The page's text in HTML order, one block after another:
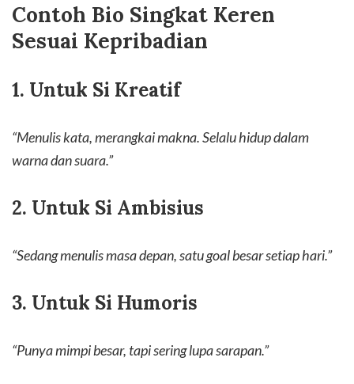
Contoh Bio Singkat Keren
Sesuai Kepribadian
1. Untuk Si Kreatif
“Menulis kata, merangkai makna. Selalu hidup dalam
warna dan suara.”
2. Untuk Si Ambisius
“Sedang menulis masa depan, satu goal besar setiap hari.”
3. Untuk Si Humoris
“Punya mimpi besar, tapi sering lupa sarapan.”